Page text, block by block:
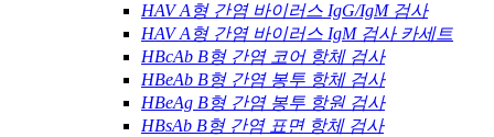
HAV A형 간염 바이러스 IgG/IgM 검사
HAV A형 간염 바이러스 IgM 검사 카세트
HBcAb B형 간염 코어 항체 검사
HBeAb B형 간염 봉투 항체 검사
HBeAg B형 간염 봉투 항원 검사
HBsAb B형 간염 표면 항체 검사